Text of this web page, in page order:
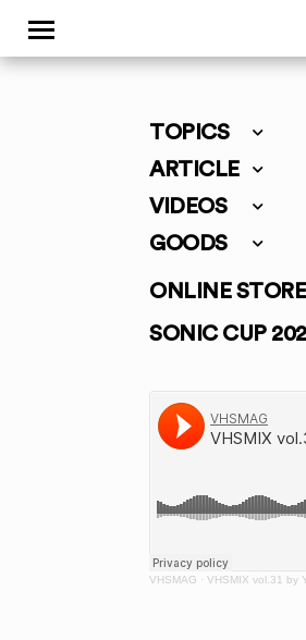
TOPICS
ARTICLE
VIDEOS
GOODS
ONLINE STORE
SONIC CUP
VHSMAG · VHSMIX vol.31 by